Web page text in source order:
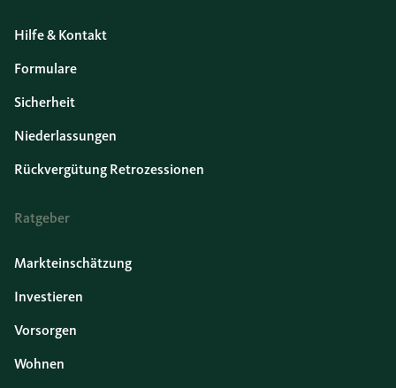
Hilfe & Kontakt
Formulare
Sicherheit
Niederlassungen
Rückvergütung Retrozessionen
Ratgeber
Markteinschätzung
Investieren
Vorsorgen
Wohnen